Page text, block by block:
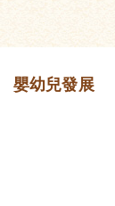
嬰幼兒發展